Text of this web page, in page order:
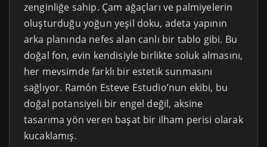
zenginliğe sahip. Çam ağaçları ve palmiyelerin
oluşturduğu yoğun yeşil doku, adeta yapının
arka planında nefes alan canlı bir tablo gibi. Bu
doğal fon, evin kendisiyle birlikte soluk almasını,
her mevsimde farklı bir estetik sunmasını
sağlıyor. Ramón Esteve Estudio’nun ekibi, bu
doğal potansiyeli bir engel değil, aksine
tasarıma yön veren başat bir ilham perisi olarak
kucaklamış.